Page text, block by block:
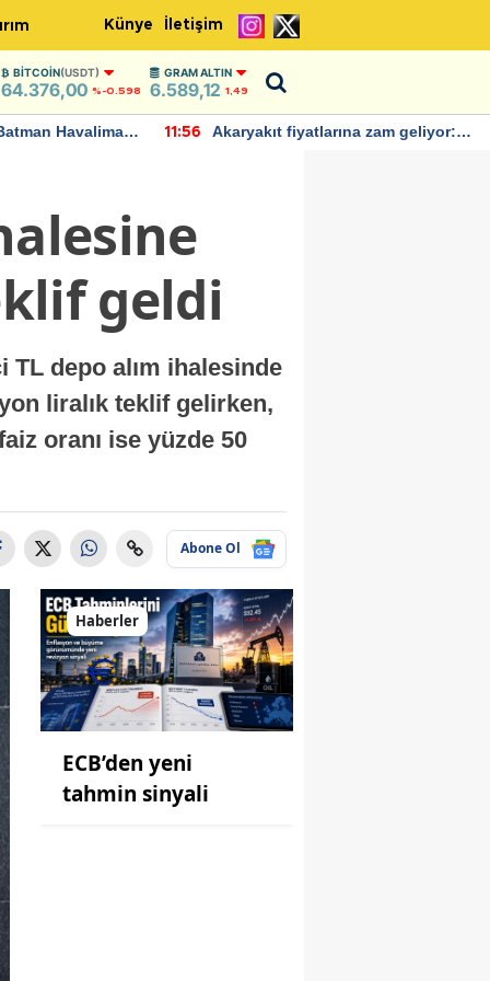
Künye İletişim
BITCOIN(USDT)
64.376,00 %-0.598
GRAM ALTIN
6.589,12 1,49
Havalimanı
11:56
Akaryakıt fiyatlarına zam geliyor:
geldi
depo alım ihalesinde
liralık teklif gelirken,
oranı ise yüzde 50
Abone Ol
Haberler
ECB’den yeni
tahmin sinyali